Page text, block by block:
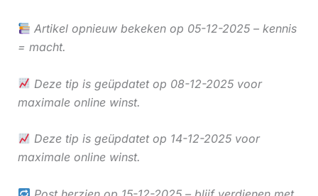
Artikel opnieuw bekeken op 05-12-2025 – kennis
= macht.
Deze tip is geüpdatet op 08-12-2025 voor
maximale online winst.
Deze tip is geüpdatet op 14-12-2025 voor
maximale online winst.